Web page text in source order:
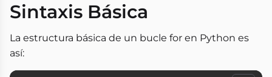
Sintaxis Básica
La estructura básica de un bucle for en Python es
así: